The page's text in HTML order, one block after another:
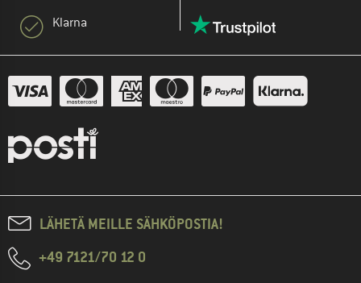
Klarna
LÄHETÄ MEILLE SÄHKÖPOSTIA!
+49 7121/70 12 0